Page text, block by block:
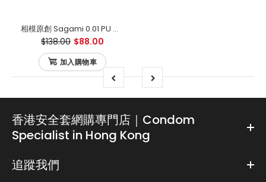
相模原創 Sagami 0.01 PU 日本版 安全套 5 片裝
$138.00 $88.00
加入購物車
香港安全套網購專門店｜Condom
Specialist in Hong Kong
追蹤我們